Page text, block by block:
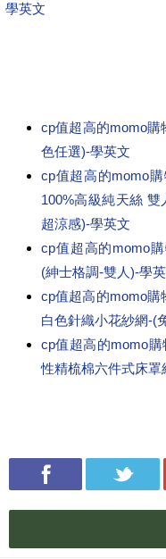
學英文
cp值超高的momo購
色任選)-學英文
cp值超高的momo
100%高級純天絲
超涼感)-學英文
cp值超高的momo
(紳士格調-雙人)-學
cp值超高的momo購
白色針織小花紗網-(
cp值超高的momo
性精梳棉六件式床